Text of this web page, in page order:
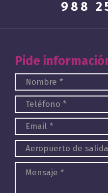
Pide
988